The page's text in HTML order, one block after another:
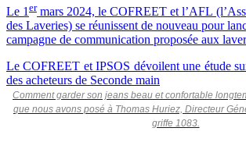
Le 1 ermars 2024, le COFREET et l’AFL
des Laveries) se réunissent de nouveau pour
campagne de communication proposée aux
Le COFREET et IPSOS dévoilent une étude
des acheteurs de Seconde main
Comment garder son jeans beau et confortable
que nous avons posé à Thomas Huriez, Directeur
griffe 1083.